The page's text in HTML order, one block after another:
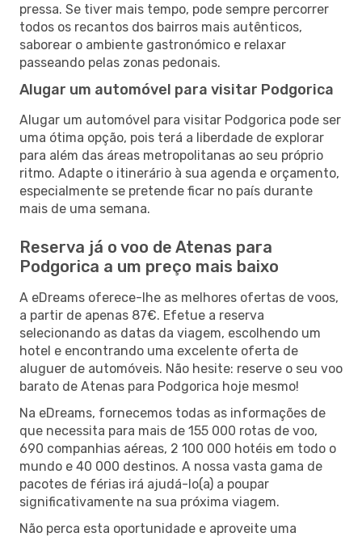
pressa. Se tiver mais tempo, pode sempre percorrer
todos os recantos dos bairros mais autênticos,
saborear o ambiente gastronómico e relaxar
passeando pelas zonas pedonais.
Alugar um automóvel para visitar Podgorica
Alugar um automóvel para visitar Podgorica pode ser
uma ótima opção, pois terá a liberdade de explorar
para além das áreas metropolitanas ao seu próprio
ritmo. Adapte o itinerário à sua agenda e orçamento,
especialmente se pretende ficar no país durante
mais de uma semana.
Reserva já o voo de Atenas para
Podgorica a um preço mais baixo
A eDreams oferece-lhe as melhores ofertas de voos,
a partir de apenas 87€. Efetue a reserva
selecionando as datas da viagem, escolhendo um
hotel e encontrando uma excelente oferta de
aluguer de automóveis. Não hesite: reserve o seu voo
barato de Atenas para Podgorica hoje mesmo!
Na eDreams, fornecemos todas as informações de
que necessita para mais de 155 000 rotas de voo,
690 companhias aéreas, 2 100 000 hotéis em todo o
mundo e 40 000 destinos. A nossa vasta gama de
pacotes de férias irá ajudá-lo(a) a poupar
significativamente na sua próxima viagem.
Não perca esta oportunidade e aproveite uma